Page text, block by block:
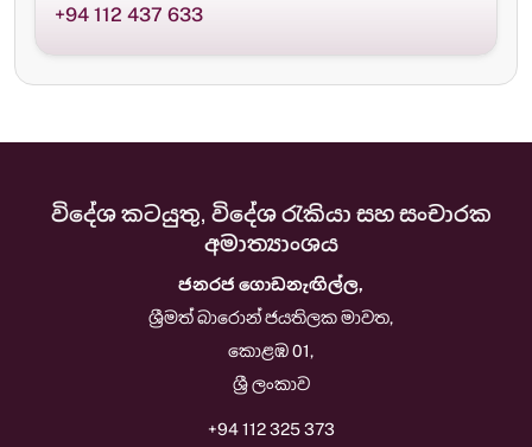
+94 112 437 633
විදේශ කටයුතු, විදේශ රැකියා සහ සංචාරක
අමාත්‍යාංශය
ජනරජ ගොඩනැඟිල්ල,
ශ්‍රීමත් බාරොන් ජයතිලක මාවත,
කොළඹ 01,
ශ්‍රී ලංකාව
+94 112 325 373